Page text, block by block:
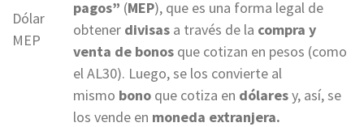
Dólar
MEP
pagos” (MEP), que es una forma legal de
obtener divisas a través de la compra y
venta de bonos que cotizan en pesos (como
el AL30). Luego, se los convierte al
mismo bono que cotiza en dólaresy, así, se
los vende en moneda extranjera.